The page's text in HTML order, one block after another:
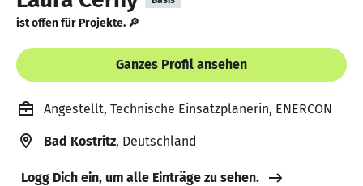
ist offen für Projekte. 🔎
Ganzes Profil ansehen
Angestellt, Technische Einsatzplanerin, ENERCON
Bad Kostritz, Deutschland
Logg Dich ein, um alle Einträge zu sehen.